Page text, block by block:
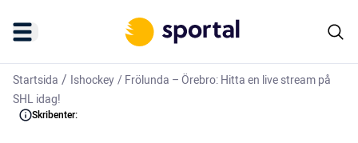
Startsida / Ishockey/Frölunda – Örebro: Hitta en live stream på
SHL idag!
Skribenter: